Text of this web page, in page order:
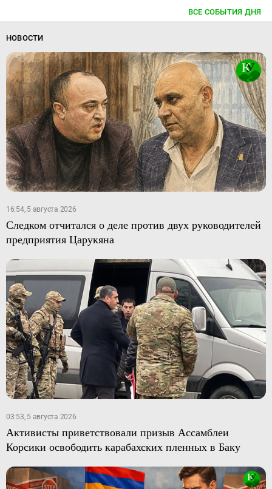
ВСЕ СОБЫТИЯ ДНЯ
НОВОСТИ
16:54, 5 августа 2026
Следком отчитался о деле против двух руководителей
предприятия Царукяна
03:53, 5 августа 2026
Активисты приветствовали призыв Ассамблеи
Корсики освободить карабахских пленных в Баку